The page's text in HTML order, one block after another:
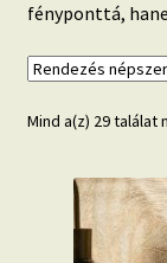
fényponttá,
Mind a(z) 29 találat